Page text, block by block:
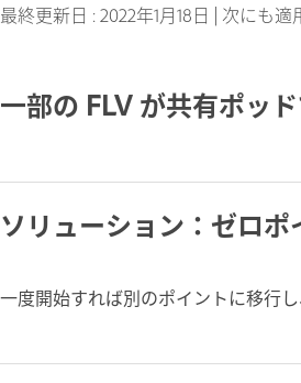
最終更新日 :2022年1月18日 | 次にも適
一部の FLV が共有ポッ
ソリューション：ゼロ
一度開始すれば別のポイントに移行